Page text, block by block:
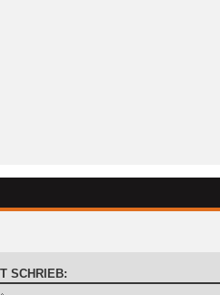
SCHRIEB: